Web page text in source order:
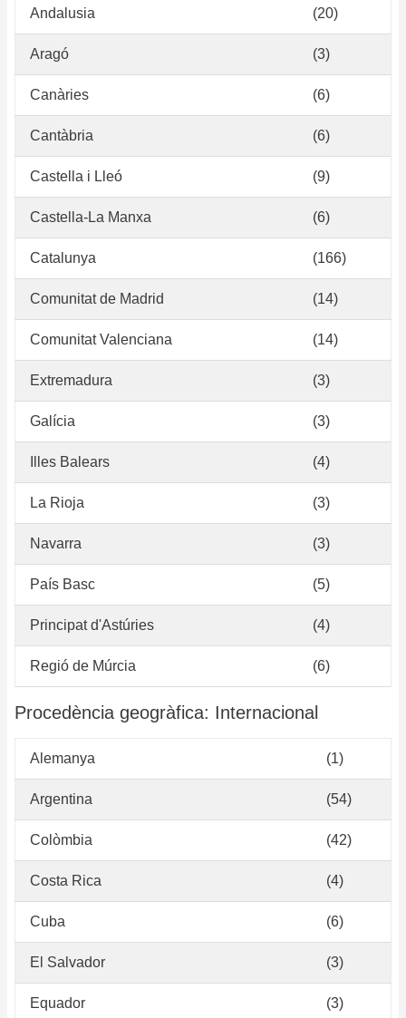
Andalusia (20)
Aragó (3)
Canàries (6)
Cantàbria (6)
Castella i Lleó (9)
Castella-La Manxa (6)
Catalunya (166)
Comunitat de Madrid (14)
Comunitat Valenciana (14)
Extremadura (3)
Galícia (3)
Illes Balears (4)
La Rioja (3)
Navarra (3)
País Basc (5)
Principat d'Astúries (4)
Regió de Múrcia (6)
Procedència geogràfica: Internacional
Alemanya (1)
Argentina (54)
Colòmbia (42)
Costa Rica (4)
Cuba (6)
El Salvador (3)
Equador (3)